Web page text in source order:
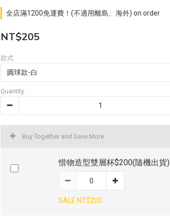
全店滿1200免運費！(不適用離島、海外) on order
NT$205
款式
Quantity
Buy Together and Save More
惜物造型雙層杯$200(隨機出貨)
SALE NT$200